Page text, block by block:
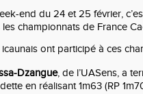
end du 24 et 25 février,
championnats de France
ont participé à ces
Dzangue, de l’UASens, a
en réalisant 1m63 (RP